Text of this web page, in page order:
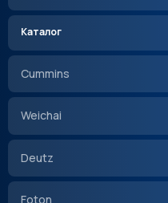
Каталог
Cummins
Weichai
Deutz
Foton